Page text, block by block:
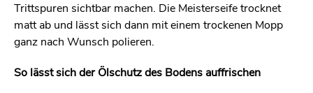
Trittspuren sichtbar machen. Die Meisterseife trocknet
matt ab und lässt sich dann mit einem trockenen Mopp
ganz nach Wunsch polieren.
So lässt sich der Ölschutz des Bodens auffrischen